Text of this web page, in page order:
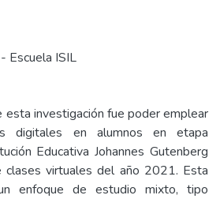
Escuela ISIL
esta investigación fue poder emplear
digitales en alumnos en etapa
Educativa Johannes Gutenberg
virtuales del año 2021. Esta
enfoque de estudio mixto, tipo